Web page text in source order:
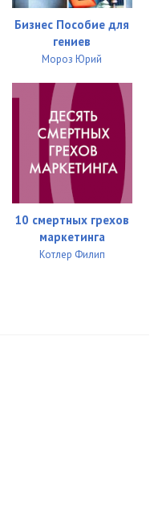
18:12
18:27
26:52
03:30
Бизнес Пособие для
гениев
Мороз Юрий
10 смертных грехов
маркетинга
Котлер Филип